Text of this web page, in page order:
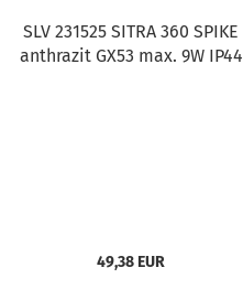
SLV 231525 SITRA 360 SPIKE
anthrazit GX53 max. 9W IP44
49,38 EUR